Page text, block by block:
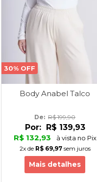
30% OFF
Body Anabel Talco
De: R$ 199,90
Por: R$ 139,93
R$ 132,93
à vista no Pix
2xde R$ 69,97sem juros
Mais detalhes